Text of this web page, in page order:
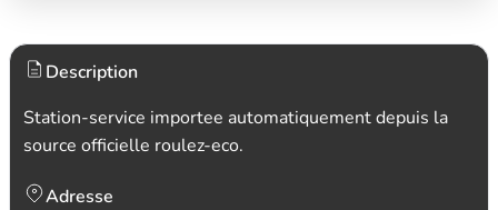
Description
Station-service importee automatiquement depuis la
source officielle roulez-eco.
Adresse